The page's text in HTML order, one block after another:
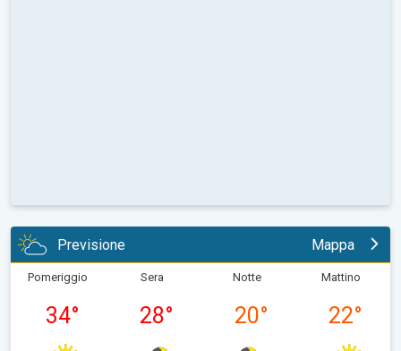
Previsione Mappa
Pomeriggio
34°
Sera
28°
Notte
20°
Mattino
22°